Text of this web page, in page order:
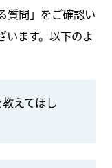
質問」をご確認い
います。以下のよ
えてほし